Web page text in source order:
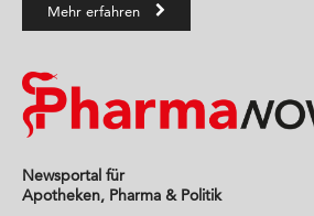
Mehr erfahren
Newsportal für
Apotheken, Pharma & Politik